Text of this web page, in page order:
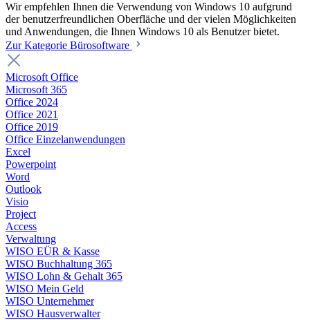
Wir empfehlen Ihnen die Verwendung von Windows 10 aufgrund
der benutzerfreundlichen Oberfläche und der vielen Möglichkeiten
und Anwendungen, die Ihnen Windows 10 als Benutzer bietet.
Zur Kategorie Bürosoftware
Microsoft Office
Microsoft 365
Office 2024
Office 2021
Office 2019
Office Einzelanwendungen
Excel
Powerpoint
Word
Outlook
Visio
Project
Access
Verwaltung
WISO EÜR & Kasse
WISO Buchhaltung 365
WISO Lohn & Gehalt 365
WISO Mein Geld
WISO Unternehmer
WISO Hausverwalter